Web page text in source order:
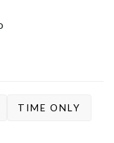
TIME ONLY